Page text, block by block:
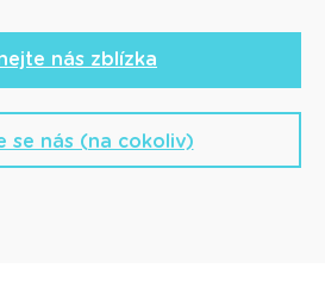
nás zblízka
se nás (na cokoliv)